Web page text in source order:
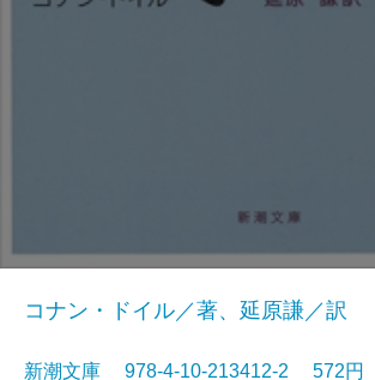
コナン・ドイル／著、延原謙／訳
新潮文庫 978-4-10-213412-2 572円